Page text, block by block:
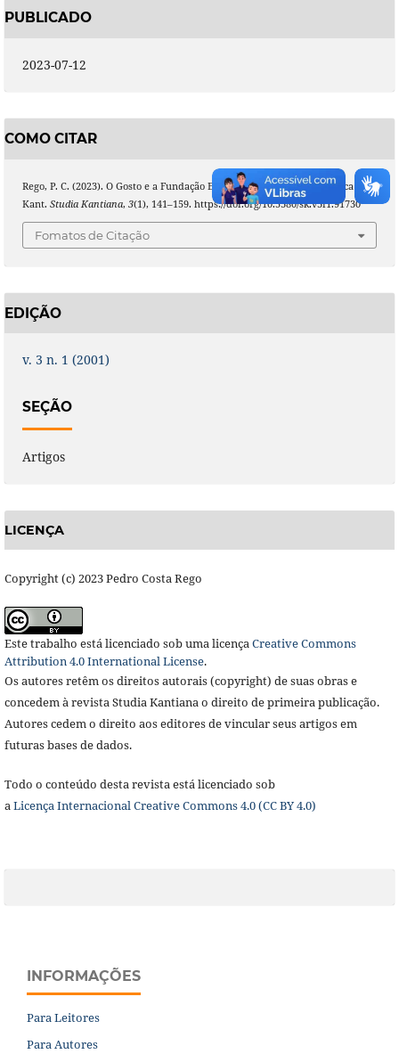
PUBLICADO
2023-07-12
COMO CITAR
Rego, P. C. (2023). O Gosto e a Fundação Estética dos Juízos na 3ª Crítica de
Kant. Studia Kantiana, 3(1), 141–159. https://doi.org/10.5380/sk.v3i1.91730
Fomatos de Citação
EDIÇÃO
v. 3 n. 1 (2001)
SEÇÃO
Artigos
LICENÇA
Copyright (c) 2023 Pedro Costa Rego
Este trabalho está licenciado sob uma licençaCreative Commons
Attribution 4.0 International License.
Os autores retêm os direitos autorais (copyright) de suas obras e
concedem à revista Studia Kantiana o direito de primeira publicação.
Autores cedem o direito aos editores de vincular seus artigos em
futuras bases de dados.
Todo o conteúdo desta revista está licenciado sob
aLicençaInternacional Creative Commons 4.0 (CC BY 4.0)
INFORMAÇÕES
Para Leitores
Para Autores